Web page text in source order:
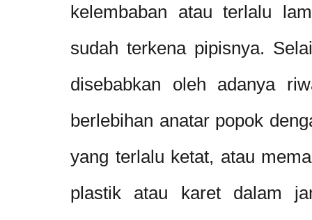
kelembaban atau terlalu
sudah terkena pipisnya.
disebabkan oleh adanya
berlebihan anatar popok
yang terlalu ketat, atau
plastik atau karet dalam